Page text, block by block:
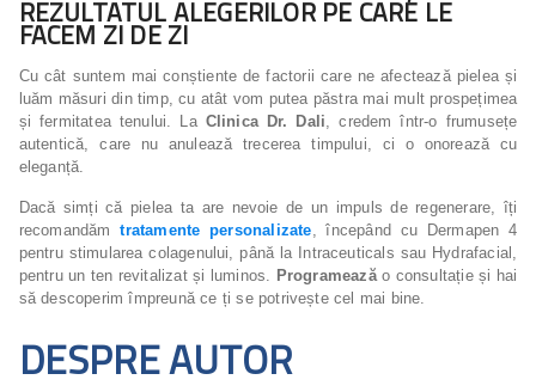
REZULTATUL ALEGERILOR PE CARE LE
FACEM ZI DE ZI
Cu cât suntem mai conștiente de factorii care ne afectează pielea și
luăm măsuri din timp, cu atât vom putea păstra mai mult prospețimea
și fermitatea tenului. La Clinica Dr. Dali, credem într-o frumusețe
autentică, care nu anulează trecerea timpului, ci o onorează cu
eleganță.
Dacă simți că pielea ta are nevoie de un impuls de regenerare, îți
recomandămtratamente personalizate, începând cu Dermapen 4
pentru stimularea colagenului, până la Intraceuticals sau Hydrafacial,
pentru un ten revitalizat și luminos. Programeazăo consultație și hai
să descoperim împreună ce ți se potrivește cel mai bine.
DESPRE AUTOR